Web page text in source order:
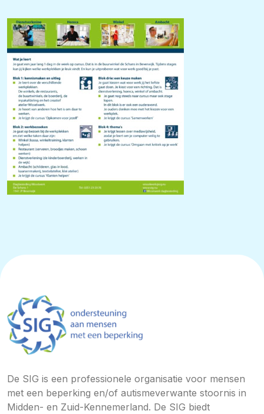
De SIG is een professionele organisatie voor mensen
met een beperking en/of autismeverwante stoornis in
Midden- en Zuid-Kennemerland. De SIG biedt